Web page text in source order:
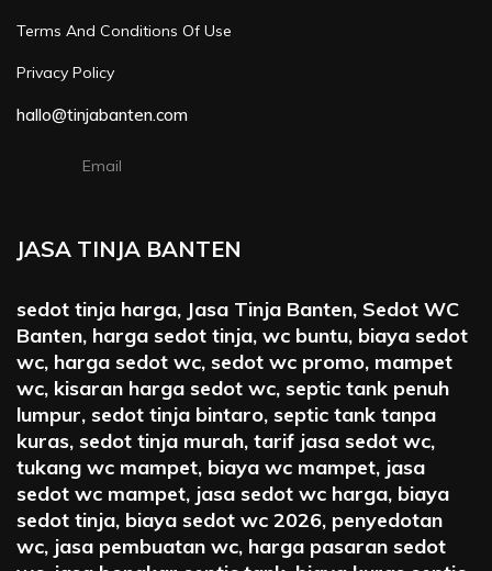
Terms And Conditions Of Use
Privacy Policy
hallo@tinjabanten.com
Email
JASA TINJA BANTEN
sedot tinja harga, Jasa Tinja Banten, Sedot WC
Banten, harga sedot tinja, wc buntu, biaya sedot
wc, harga sedot wc, sedot wc promo, mampet
wc, kisaran harga sedot wc, septic tank penuh
lumpur, sedot tinja bintaro, septic tank tanpa
kuras, sedot tinja murah, tarif jasa sedot wc,
tukang wc mampet, biaya wc mampet, jasa
sedot wc mampet, jasa sedot wc harga, biaya
sedot tinja, biaya sedot wc 2026, penyedotan
wc, jasa pembuatan wc, harga pasaran sedot